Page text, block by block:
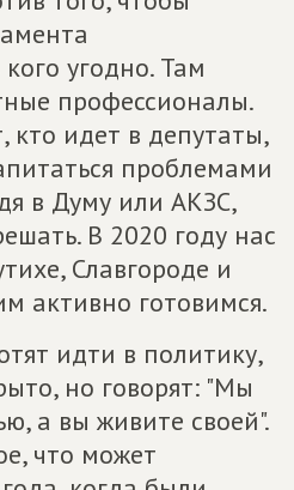
угодно. Там
профессионалы.
кто идет в депутаты,
проблемами
в Думу или АКЗС,
В 2020 году нас
Славгороде и
активно готовимся.
идти в политику,
но говорят: "Мы
а вы живите своей".
что может